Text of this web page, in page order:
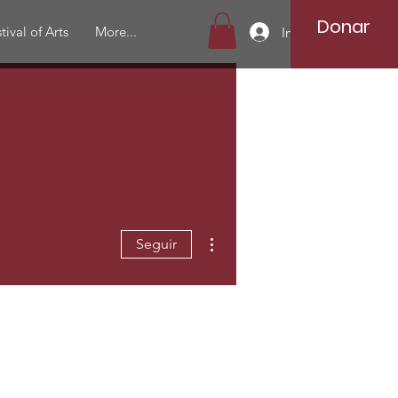
of Arts More... Iniciar sesión
Donar
Seguir